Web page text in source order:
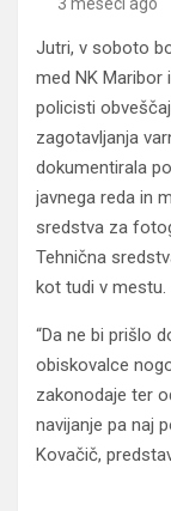
Jutri, v soboto
med NK Maribor
policisti
zagotavljanja
dokumentirala
javnega reda in
sredstva za
Tehnična
kot tudi v mestu.
“Da ne bi prišlo
obiskovalce
zakonodaje ter
navijanje pa naj
Kovačič,